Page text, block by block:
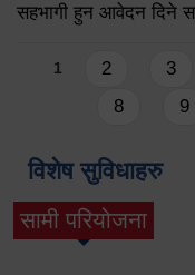
सहभागी हुन आवेदन दिने
Pages
1 2 3
8
9
विशेष सुविधाहरु
सामी परियोजना
(active tab)